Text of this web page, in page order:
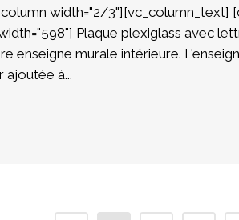
width="2/3"][vc_column_text]
Plaque plexiglass avec
enseigne murale intérieure.
ajoutée à...